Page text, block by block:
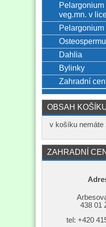
veg.mn. v
Dahlia
Bylinky
Zahradní
OBSAH
v košíku nemáte
ZAHRADNÍ
438 01
tel: +420